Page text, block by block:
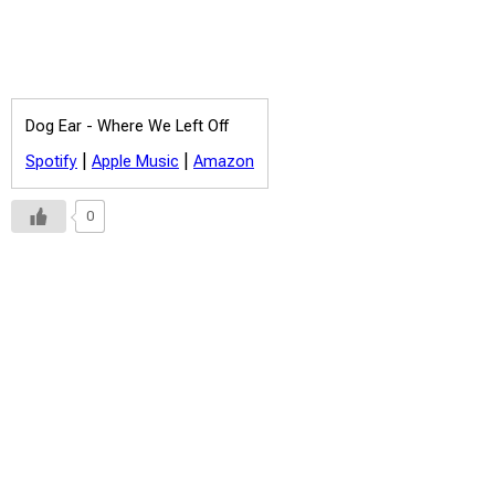
Dog Ear - Where We Left Off
Spotify
Apple Music Amazon
0